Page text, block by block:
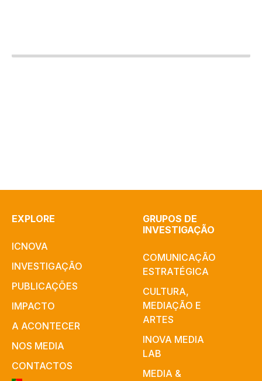
EXPLORE
ICNOVA
INVESTIGAÇÃO
PUBLICAÇÕES
IMPACTO
A ACONTECER
NOS MEDIA
CONTACTOS
GRUPOS DE
INVESTIGAÇÃO
COMUNICAÇÃO
ESTRATÉGICA
CULTURA,
MEDIAÇÃO E
ARTES​
INOVA MEDIA
LAB
MEDIA &